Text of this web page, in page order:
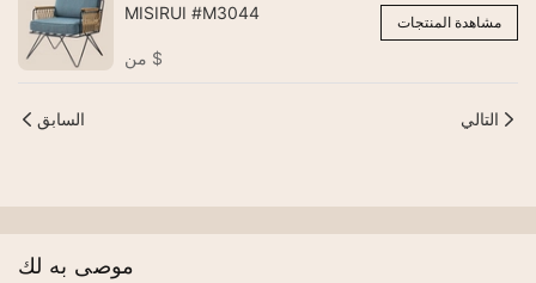
MISIRUI #M3044
$
مشاهدة المنتجات
السابق التالي
موصى به لك